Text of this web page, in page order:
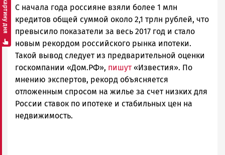
Петрозаводска
и
Карелии
|
Петрозаводск
С начала года россияне взяли более 1 млн
кредитов общей суммой около 2,1 трлн рублей, что
превысило показатели за весь 2017 год и стало
новым рекордом российского рынка ипотеки.
Такой вывод следует из предварительной оценки
госкомпании «Дом.РФ», пишут«Известия». По
мнению экспертов, рекорд объясняется
отложенным спросом на жилье за счет низких для
России ставок по ипотеке и стабильных цен на
недвижимость.